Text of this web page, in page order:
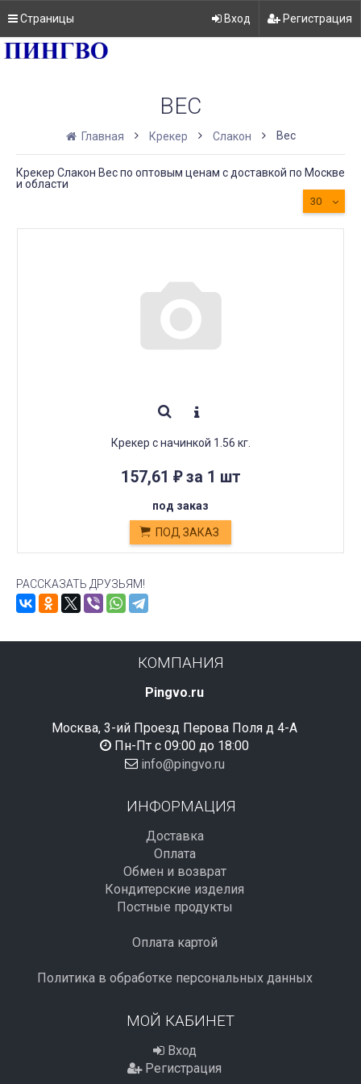
Страницы Вход Регистрация
ВЕС
Главная Крекер Слакон Вес
Крекер Слакон Вес по оптовым ценам с доставкой по Москве
и области
30
Крекер с начинкой 1.56 кг.
157,61 ₽за 1 шт
под заказ
ПОД ЗАКАЗ
РАССКАЗАТЬ ДРУЗЬЯМ!
КОМПАНИЯ
Pingvo.ru
Москва, 3-ий Проезд Перова Поля д 4-А
Пн-Пт с 09:00 до 18:00
info@pingvo.ru
ИНФОРМАЦИЯ
Доставка
Оплата
Обмен и возврат
Кондитерские изделия
Постные продукты
Оплата картой
Политика в обработке персональных данных
МОЙ КАБИНЕТ
Вход
Регистрация